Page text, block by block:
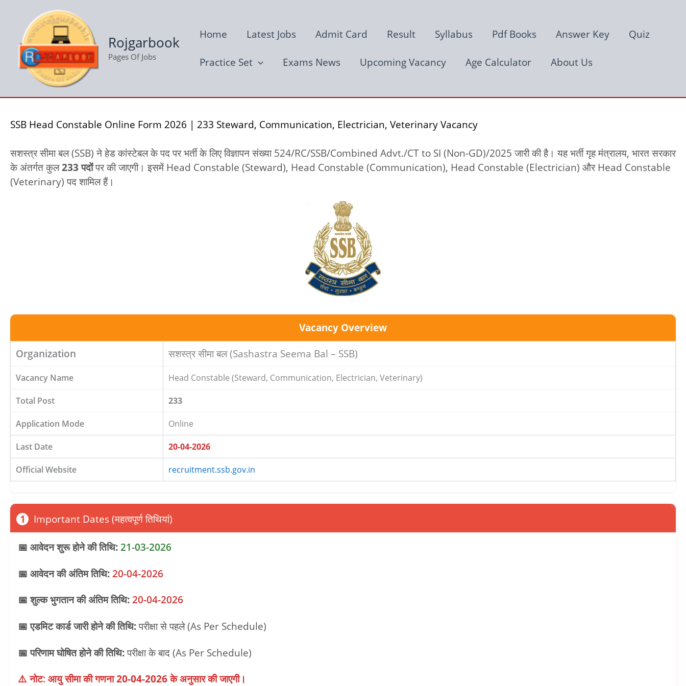
content
Rojgarbook
Pages Of Jobs
Home Latest Jobs Admit Card Result Syllabus Pdf Books Answer Key Quiz
Practice Set Exams News Upcoming Vacancy Age Calculator About Us
SSB Head Constable Online Form 2026 | 233 Steward, Communication, Electrician, Veterinary Vacancy
सशस्त्र सीमा बल (SSB) ने हेड कांस्टेबल के पद पर भर्ती के लिए विज्ञापन संख्या 524/RC/SSB/Combined Advt./CT to SI (Non-GD)/2025 जारी की है। यह भर्ती गृह मंत्रालय, भारत सरकार
के अंतर्गत कुल233 पदोंपर की जाएगी। इसमें Head Constable (Steward), Head Constable (Communication), Head Constable (Electrician) और Head Constable
(Veterinary) पद शामिल हैं।
Vacancy Overview
Organization सशस्त्र सीमा बल (Sashastra Seema Bal – SSB)
Vacancy Name Head Constable (Steward, Communication, Electrician, Veterinary)
Total Post 233
Application Mode Online
Last Date 20-04-2026
Official Website recruitment.ssb.gov.in
1 Important Dates (महत्वपूर्ण तिथियां)
📅 आवेदन शुरू होने की तिथि:21-03-2026
📅 आवेदन की अंतिम तिथि:20-04-2026
📅 शुल्क भुगतान की अंतिम तिथि:20-04-2026
📅 एडमिट कार्ड जारी होने की तिथि:परीक्षा से पहले (As Per Schedule)
📅 परिणाम घोषित होने की तिथि:परीक्षा के बाद (As Per Schedule)
⚠️ नोट: आयु सीमा की गणना20-04-2026के अनुसार की जाएगी।